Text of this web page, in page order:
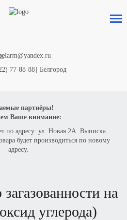
77-88-88
Белгород
партнёры!
Ваше внимание:
по адресу: ул. Новая 2А. Выписка
будет производиться по новому
адресу.
углерода)